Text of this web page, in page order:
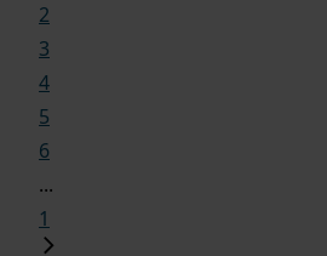
2
3
4
5
6
...
1